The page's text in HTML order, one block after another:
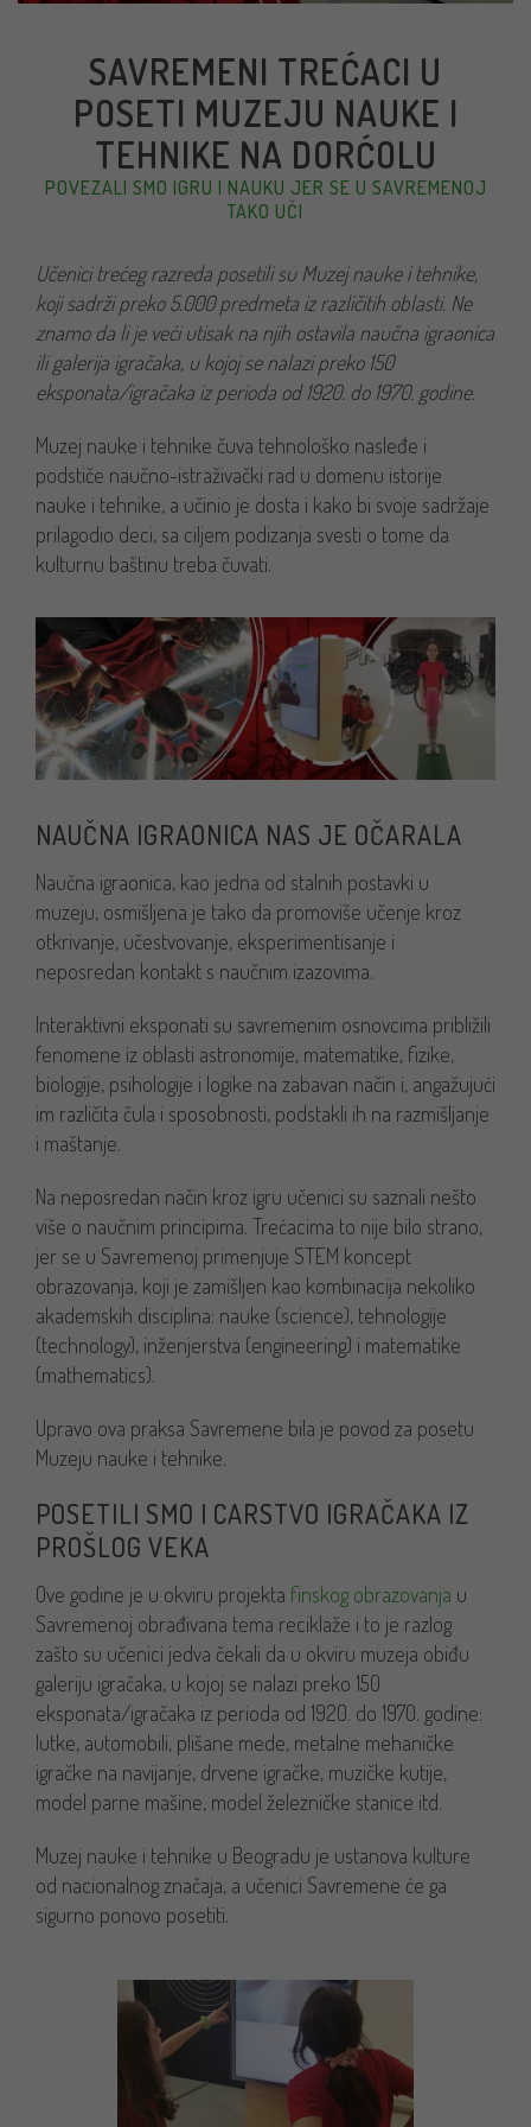
SAVREMENI TREĆACI U
POSETI MUZEJU NAUKE I
TEHNIKE NA DORĆOLU
POVEZALI SMO IGRU I NAUKU JER SE U SAVREMENOJ
TAKO UČI
Učenici trećeg razreda posetili su Muzej nauke i tehnike,
koji sadrži preko 5.000 predmeta iz različitih oblasti. Ne
znamo da li je veći utisak na njih ostavila naučna igraonica
ili galerija igračaka, u kojoj se nalazi preko 150
eksponata/igračaka iz perioda od 1920. do 1970. godine.
Muzej nauke i tehnike čuva tehnološko nasleđe i
podstiče naučno-istraživački rad u domenu istorije
nauke i tehnike, a učinio je dosta i kako bi svoje sadržaje
prilagodio deci, sa ciljem podizanja svesti o tome da
kulturnu baštinu treba čuvati.
NAUČNA IGRAONICA NAS JE OČARALA
Naučna igraonica, kao jedna od stalnih postavki u
muzeju, osmišljena je tako da promoviše učenje kroz
otkrivanje, učestvovanje, eksperimentisanje i
neposredan kontakt s naučnim izazovima.
Interaktivni eksponati su savremenim osnovcima približili
fenomene iz oblasti astronomije, matematike, fizike,
biologije, psihologije i logike na zabavan način i, angažujući
im različita čula i sposobnosti, podstakli ih na razmišljanje
i maštanje.
Na neposredan način kroz igru učenici su saznali nešto
više o naučnim principima. Trećacima to nije bilo strano,
jer se u Savremenoj primenjuje STEM koncept
obrazovanja, koji je zamišljen kao kombinacija nekoliko
akademskih disciplina: nauke (science), tehnologije
(technology), inženjerstva (engineering) i matematike
(mathematics).
Upravo ova praksa Savremene bila je povod za posetu
Muzeju nauke i tehnike.
POSETILI SMO I CARSTVO IGRAČAKA IZ
PROŠLOG VEKA
Ove godine je u okviru projekta finskog obrazovanja u
Savremenoj obrađivana tema reciklaže i to je razlog
zašto su učenici jedva čekali da u okviru muzeja obiđu
galeriju igračaka, u kojoj se nalazi preko 150
eksponata/igračaka iz perioda od 1920. do 1970. godine:
lutke, automobili, plišane mede, metalne mehaničke
igračke na navijanje, drvene igračke, muzičke kutije,
model parne mašine, model železničke stanice itd.
Muzej nauke i tehnike u Beogradu je ustanova kulture
od nacionalnog značaja, a učenici Savremene će ga
sigurno ponovo posetiti.